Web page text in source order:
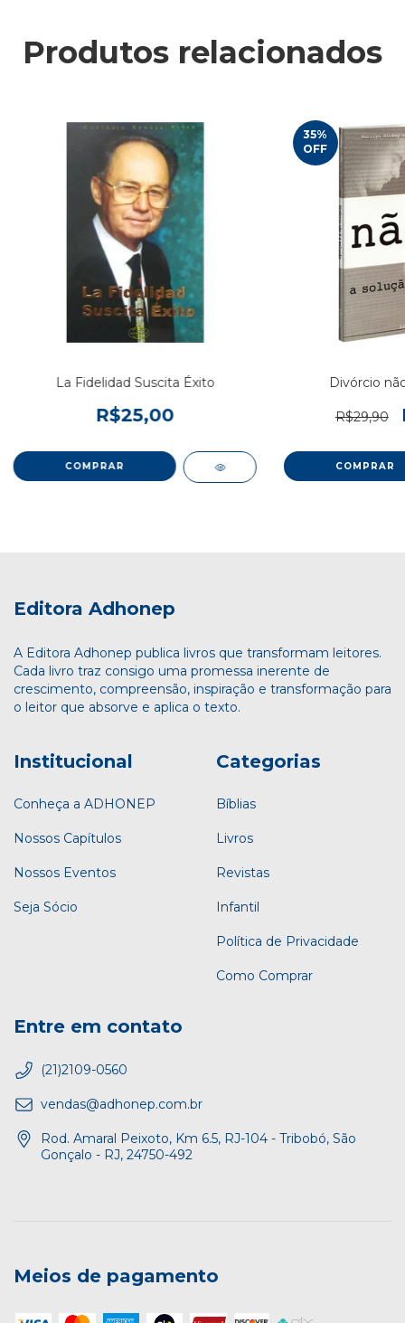
Produtos relacionados
La Fidelidad Suscita Éxito
R$25,00
35%
OFF
Divórcio
R$29,90
Editora Adhonep
A Editora Adhonep publica livros que transformam leitores.
Cada livro traz consigo uma promessa inerente de
crescimento, compreensão, inspiração e transformação para
o leitor que absorve e aplica o texto.
Institucional
Conheça a ADHONEP
Nossos Capítulos
Nossos Eventos
Seja Sócio
Categorias
Bíblias
Livros
Revistas
Infantil
Política de Privacidade
Como Comprar
Entre em contato
(21)2109-0560
vendas@adhonep.com.br
Rod. Amaral Peixoto, Km 6.5, RJ-104 - Tribobó, São
Gonçalo - RJ, 24750-492
Meios de pagamento